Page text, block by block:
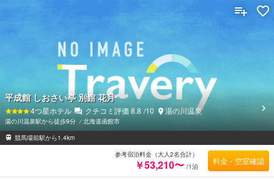
平成館 しおさい亭 別館 花月
4つ星ホテル クチコミ評価8.8 /10 湯の川温泉
湯の川温泉駅から徒歩9分 ⁄北海道函館市
競馬場前駅から1.4km
参考宿泊料金（大人2名合計）
￥53,210〜 /1泊
料金・空室確認